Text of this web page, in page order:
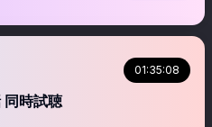
る【ドラマ特区公式】毎週木曜放送
01:35:08
同時試聴